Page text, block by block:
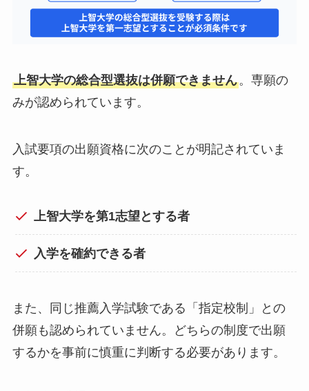
上智大学の総合型選抜は併願できません。専願の
みが認められています。
入試要項の出願資格に次のことが明記されていま
す。
上智大学を第1志望とする者
入学を確約できる者
また、同じ推薦入学試験である「指定校制」との
併願も認められていません。どちらの制度で出願
するかを事前に慎重に判断する必要があります。